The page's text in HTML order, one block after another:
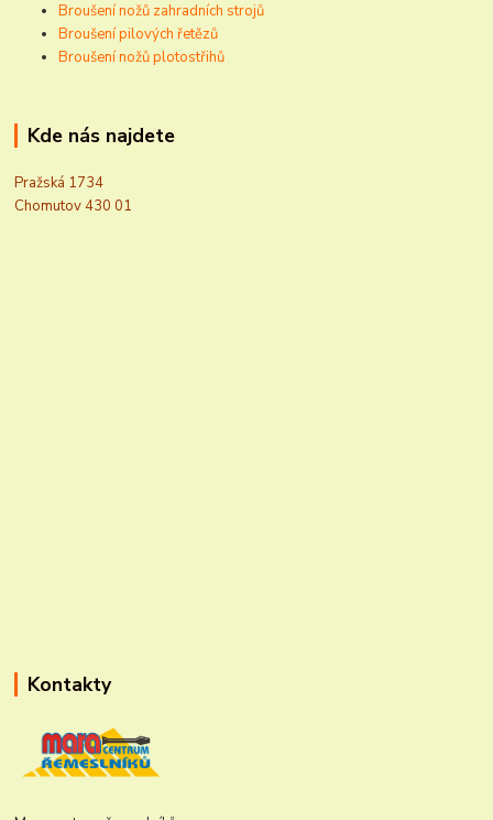
Broušení nožů zahradních strojů
Broušení pilových řetězů
Broušení nožů plotostřihů
Kde nás najdete
Pražská 1734
Chomutov 430 01
Kontakty